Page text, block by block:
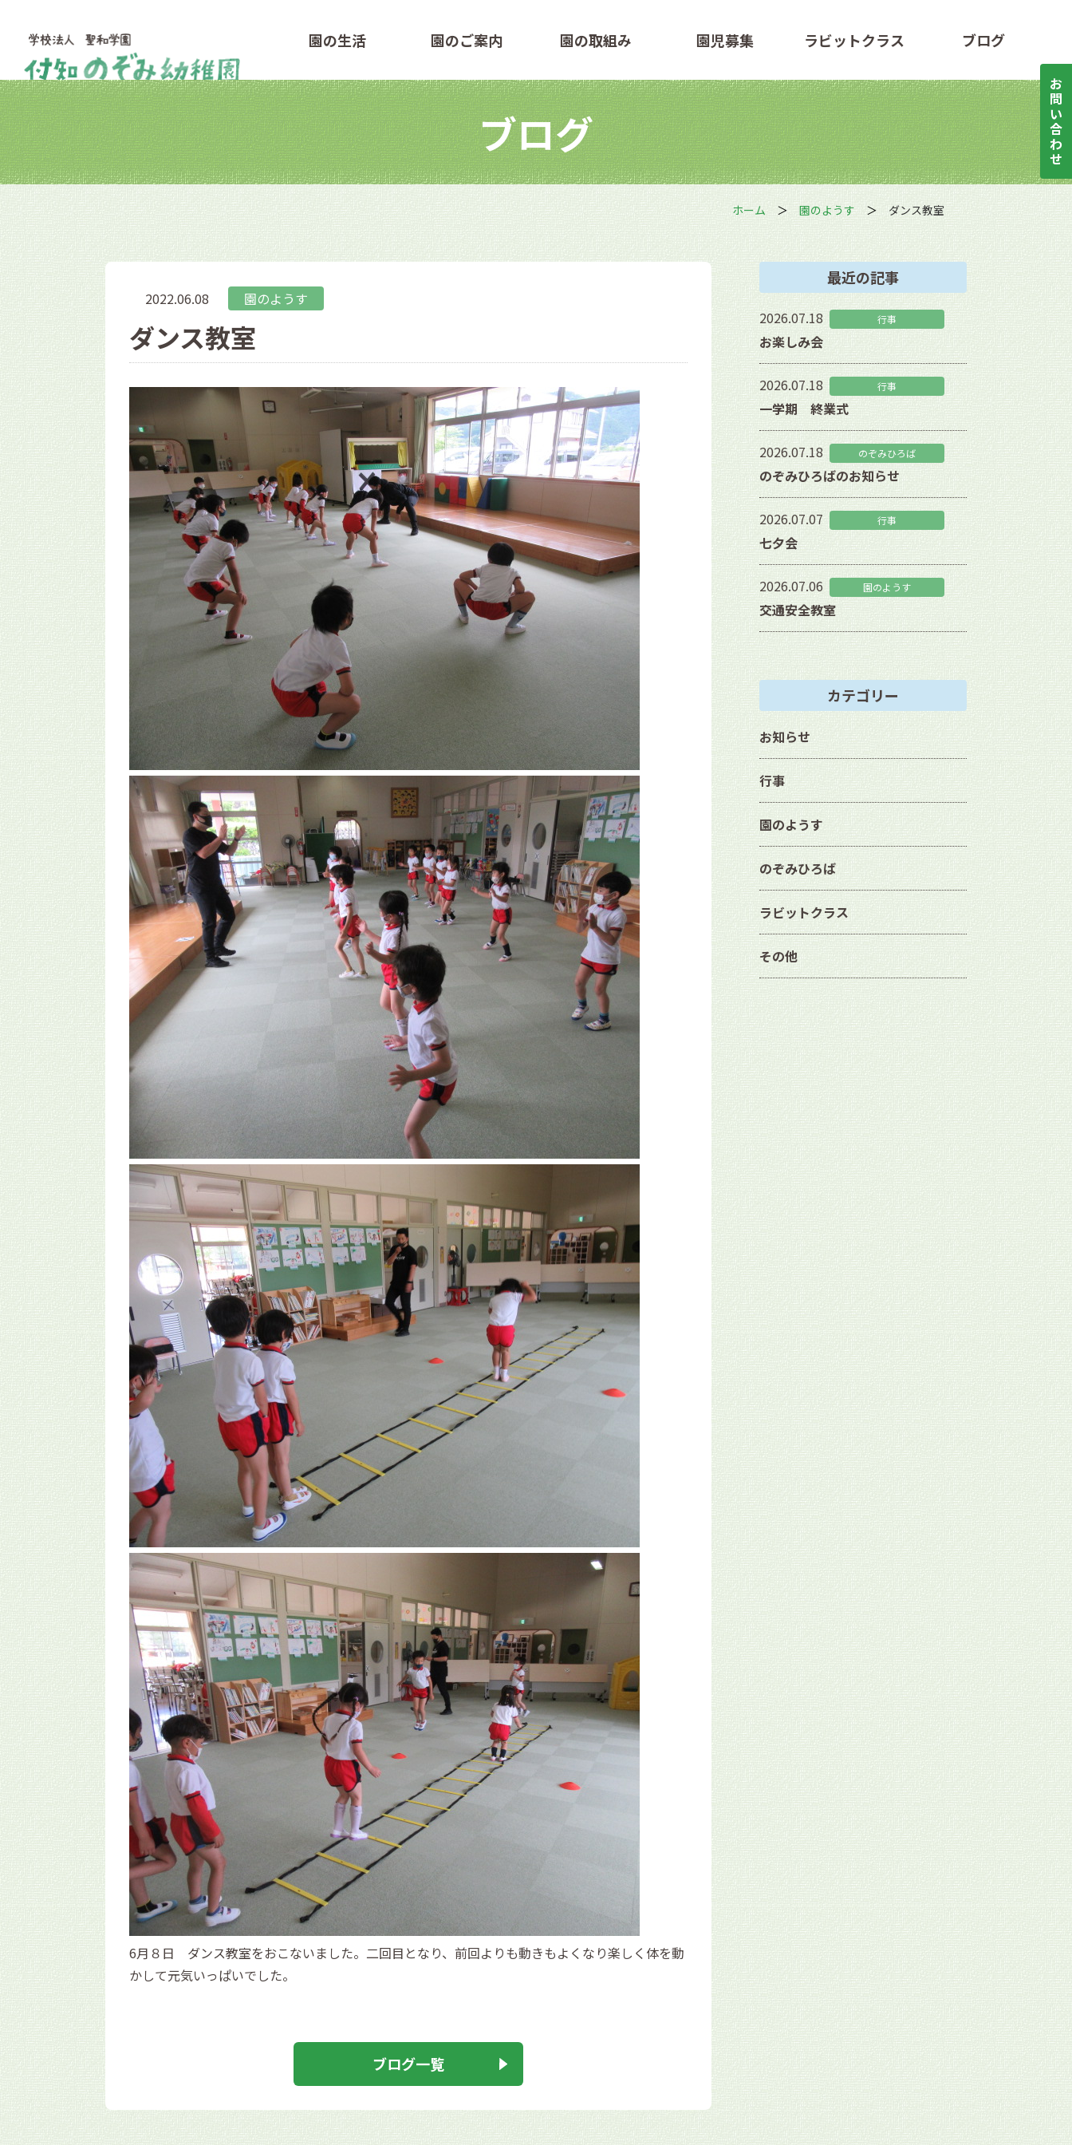
お
問
い
合
わ
せ
園の生活 園のご案内 園の取組み 園児募集 ラビットクラス ブログ
ブログ
ホーム 園のようす ダンス教室
2022.06.08 園のようす
ダンス教室
6月８日 ダンス教室をおこないました。二回目となり、前回よりも動きもよくなり楽しく体を動
かして元気いっぱいでした。
ブログ一覧
最近の記事
2026.07.18 行事
お楽しみ会
2026.07.18 行事
一学期 終業式
2026.07.18 のぞみひろば
のぞみひろばのお知らせ
2026.07.07 行事
七夕会
2026.07.06 園のようす
交通安全教室
カテゴリー
お知らせ
行事
園のようす
のぞみひろば
ラビットクラス
その他